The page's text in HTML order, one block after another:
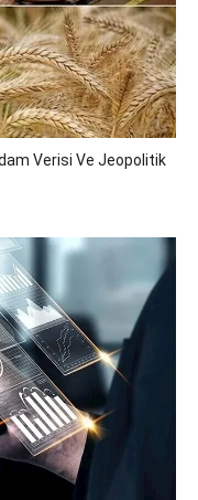
Verisi Ve Jeopolitik